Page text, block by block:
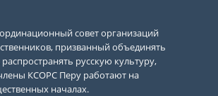
совет организаций
призванный объединять
русскую культуру,
КСОРС Перу работают на
началах.